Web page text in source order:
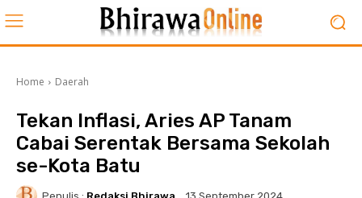
Home Daerah
Tekan Inflasi, Aries AP Tanam
Cabai Serentak Bersama Sekolah
se-Kota Batu
Penulis : Redaksi Bhirawa